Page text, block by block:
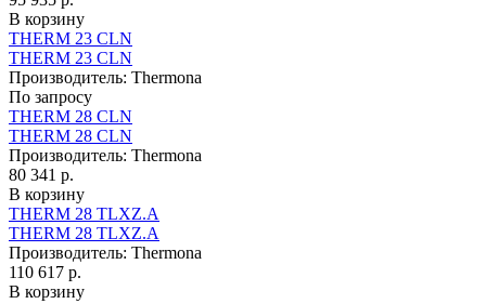
В корзину
THERM 23 CLN
THERM 23 CLN
Производитель: Thermona
По запросу
THERM 28 CLN
THERM 28 CLN
Производитель: Thermona
80 341 р.
В корзину
THERM 28 TLXZ.A
THERM 28 TLXZ.A
Производитель: Thermona
110 617 р.
В корзину